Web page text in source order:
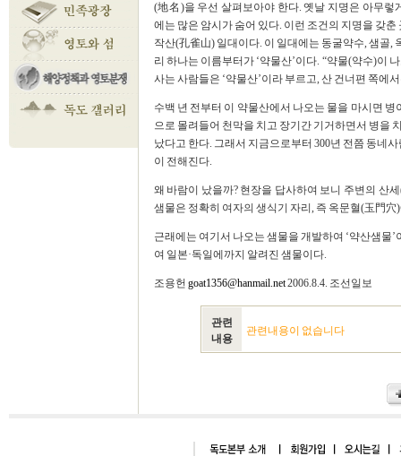
(地名)을 우선 살펴보아야 한다. 옛날 지명은 아무렇
에는 많은 암시가 숨어 있다. 이런 조건의 지명을 갖
작산(孔雀山) 일대이다. 이 일대에는 동굴약수, 샘골
리 하나는 이름부터가 ‘약물산’이다. “약물(약수)이
사는 사람들은 ‘약물산’이라 부르고, 산 건너편 쪽에
수백 년 전부터 이 약물산에서 나오는 물을 마시면
으로 몰려들어 천막을 치고 장기간 기거하면서 병을
났다고 한다. 그래서 지금으로부터 300년 전쯤 동네
이 전해진다.
왜 바람이 났을까? 현장을 답사하여 보니 주변의 산
샘물은 정확히 여자의 생식기 자리, 즉 옥문혈(玉門
근래에는 여기서 나오는 샘물을 개발하여 ‘약산샘물
여 일본·독일에까지 알려진 샘물이다.
조용헌 goat1356@hanmail.net2006.8.4. 조선일보
관련
내용
관련내용이 없습니다